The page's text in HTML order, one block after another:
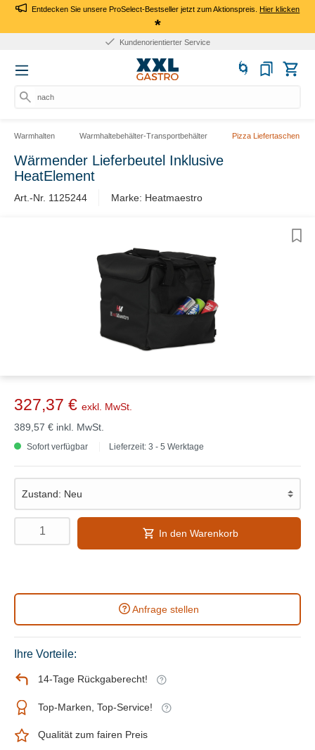
Entdecken Sie unsere ProSelect-Bestseller jetzt zum Aktionspreis.Hier klicken
*
Kundenorientierter Service
nach Pr
Warmhalten Warmhaltebehälter-Transportbehälter Pizza Liefertaschen
Wärmender Lieferbeutel Inklusive
HeatElement
Art.-Nr. 1125244 Marke: Heatmaestro
327,37 € exkl. MwSt.
389,57 € inkl. MwSt.
Sofort verfügbar Lieferzeit: 3 - 5 Werktage
In den Warenkorb
Anfrage stellen
Ihre Vorteile:
14-Tage Rückgaberecht!
Top-Marken, Top-Service!
Qualität zum fairen Preis